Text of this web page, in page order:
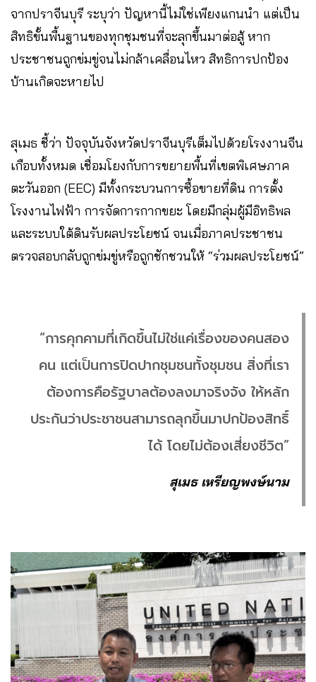
จากปราจีนบุรี ระบุว่า ปัญหานี้ไม่ใช่เพียงแกนนำ แต่เป็น
สิทธิขั้นพื้นฐานของทุกชุมชนที่จะลุกขึ้นมาต่อสู้ หาก
ประชาชนถูกข่มขู่จนไม่กล้าเคลื่อนไหว สิทธิการปกป้อง
บ้านเกิดจะหายไป
สุเมธ ชี้ว่า ปัจจุบันจังหวัดปราจีนบุรีเต็มไปด้วยโรงงานจีน
เกือบทั้งหมด เชื่อมโยงกับการขยายพื้นที่เขตพิเศษภาค
ตะวันออก (EEC) มีทั้งกระบวนการซื้อขายที่ดิน การตั้ง
โรงงานไฟฟ้า การจัดการกากขยะ โดยมีกลุ่มผู้มีอิทธิพล
และระบบใต้ดินรับผลประโยชน์ จนเมื่อภาคประชาชน
ตรวจสอบกลับถูกข่มขู่หรือถูกชักชวนให้ “ร่วมผลประโยชน์”
“การคุกคามที่เกิดขึ้นไม่ใช่แค่เรื่องของคนสอง
คน แต่เป็นการปิดปากชุมชนทั้งชุมชน สิ่งที่เรา
ต้องการคือรัฐบาลต้องลงมาจริงจัง ให้หลัก
ประกันว่าประชาชนสามารถลุกขึ้นมาปกป้องสิทธิ์
ได้ โดยไม่ต้องเสี่ยงชีวิต”
สุเมธ เหรียญพงษ์นาม